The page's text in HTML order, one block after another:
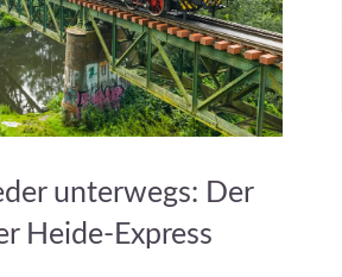
unterwegs: Der
Heide-Express